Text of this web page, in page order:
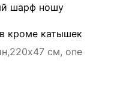
шарф ношу
кроме катышек
см, one